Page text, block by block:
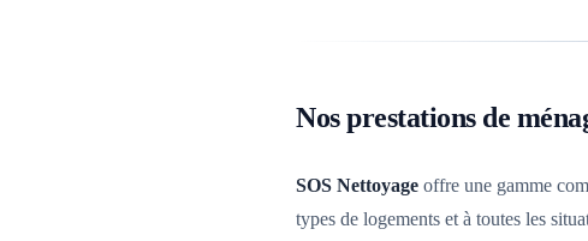
Nos prestations de
SOS Nettoyage offre une gamme
types de logements et à toutes les